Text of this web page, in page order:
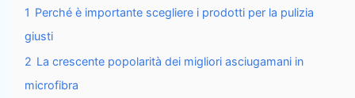
1 Perché è importante scegliere i prodotti per la pulizia
giusti
2 La crescente popolarità dei migliori asciugamani in
microfibra